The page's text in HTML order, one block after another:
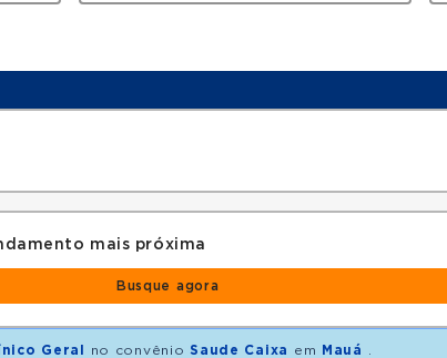
mais próxima
Busque agora
Geral no convênio Saude Caixa em Mauá